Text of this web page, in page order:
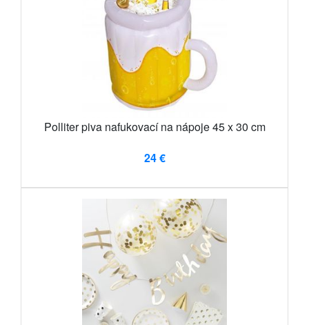
Polliter piva nafukovací na nápoje 45 x 30 cm
24 €